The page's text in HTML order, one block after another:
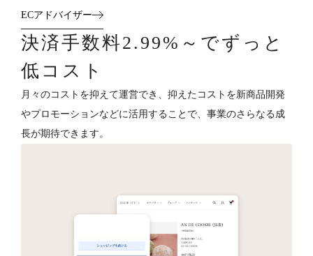
ECアドバイザー
決済手数料2.99%～でずっと
低コスト
月々のコストを抑えて運営でき、抑えたコストを新商品開発
やプロモーションなどに活用することで、事業のさらなる成
長が期待できます。